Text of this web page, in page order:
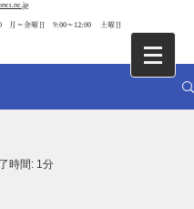
月～金曜日 9:00～12:00 土曜日
時間: 1分